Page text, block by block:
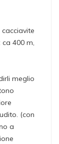
400 m,
meglio
(con
a